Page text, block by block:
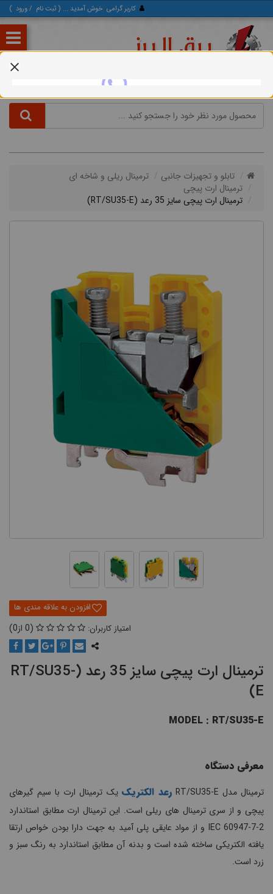
کاربر گرامی خوش آمدید ... ( ثبت‌ نام /ورود )
تابلو و تجهیزات جانبی
ترمینال ریلی و شاخه ای
ترمینال ارت پیچی
ترمینال ارت پیچی سایز 35 رعد (RT/SU35-E)
0
0
ترمینال ارت پیچی سایز 35 رعد (RT/SU35-
E)
MODEL : RT/SU35-E
معرفی دستگاه
ترمینال مدل RT/SU35-E رعد الکتریک یک ترمینال ارت با سیم گیرهای
پیچی و از سری ترمینال های ریلی است. این ترمینال ارت مطابق استاندارد
IEC 60947-7-2 و از مواد عایقی پلی آمید به جهت دارا بودن خواص ارتقا
یافته الکتریکی ساخته شده است و بدنه آن مطابق استاندارد به رنگ سبز و
زرد است.